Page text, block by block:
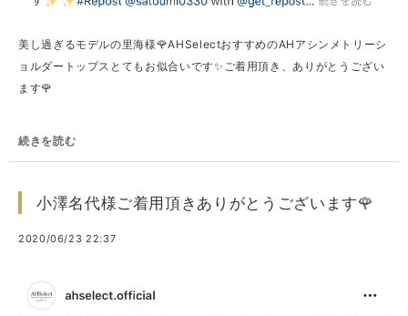
美し過ぎるモデルの里海様🌹AHSelectおすすめのAHアシンメトリーシ
ョルダートップスとてもお似合いです✨ご着用頂き、ありがとうござい
ます🌹
続きを読む
小澤名代様ご着用頂きありがとうございます🌹
2020/06/23 22:37